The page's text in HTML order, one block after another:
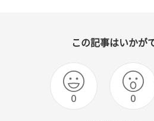
この記事はいかが
0 0